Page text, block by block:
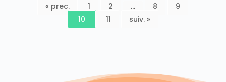
« prec. 1 2 … 8
9
10
11 suiv. »